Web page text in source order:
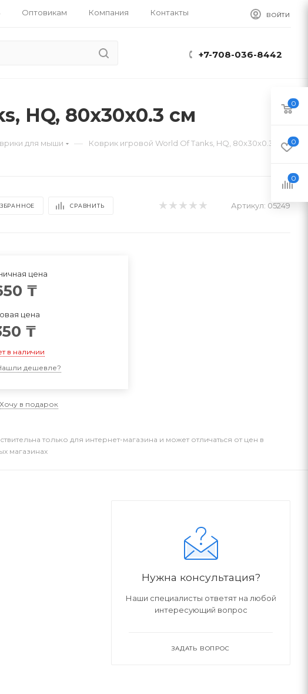
Оптовикам Компания Контакты ВОЙТИ
+7-708-036-8442
HQ, 80x30x0.3 см
для мыши — Коврик игровой World Of Tanks, HQ, 80x30x0.3 см
СРАВНИТЬ Артикул: 05249
цена
₸
цена
₸
в наличии
дешевле?
Хочу в подарок
только для интернет-магазина и может отличаться от цен в
магазинах
Нужна консультация?
Наши специалисты ответят на любой
интересующий вопрос
ЗАДАТЬ ВОПРОС
0
0
0